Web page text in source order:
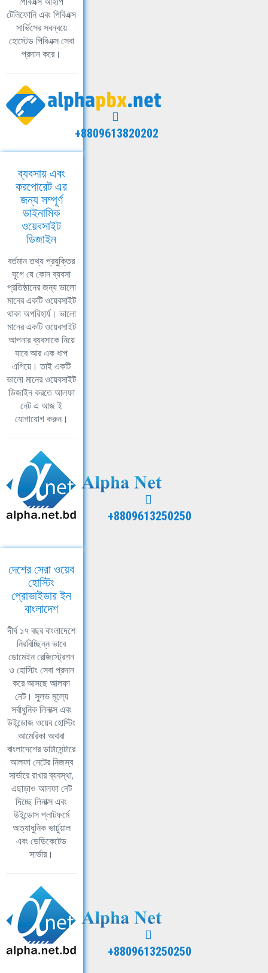
টেলিফোনি এবং পিবিএক্স
সার্ভিসের সবন্বয়ে
হোস্টেড পিবিএক্স সেবা
প্রদান করে।
+8809613820202
ব্যবসায় এবং
করপোরেট এর
জন্য সম্পূর্ণ
ডাইনামিক
ওয়েবসাইট
ডিজাইন
বর্তমান তথ্য প্রযুক্তির
যুগে যে কোন ব্যবসা
প্রতিষ্ঠানের জন্য ভালো
মানের একটি ওয়েবসাইট
থাকা অপরিহার্য। ভালো
মানের একটি ওয়েবসাইট
আপনার ব্যবসাকে নিয়ে
যাবে আর এক ধাপ
এগিয়ে। তাই একটি
ভালো মানের ওয়েবসাইট
ডিজাইন করতে আলফা
নেট এ আজ ই
যোগাযোগ করুন।
+8809613250250
দেশের সেরা ওয়েব
হোস্টিং
প্রোভাইডার ইন
বাংলাদেশ
দীর্ঘ ১৭ বছর বাংলাদেশে
নিরবিচ্ছিন্ন ভাবে
ডোমেইন রেজিস্ট্রেশন
ও হোস্টিং সেবা প্রদান
করে আসছে আলফা
নেট। সুলভ মূল্যে
সর্বাধুনিক লিনাক্স এবং
উইন্ডোজ ওয়েব হোস্টিং
আমেরিকা অথবা
বাংলাদেশের ডাটাসেন্টারে
আলফা নেটের নিজস্ব
সার্ভারে রাখার ব্যবস্থা,
এছাড়াও আলফা নেট
দিচ্ছে লিনাক্স এবং
উইন্ডোস প্লাটফর্মে
অত্যাধুনিক ভার্চুয়াল
এবং ডেডিকেটেড
সার্ভার।
+8809613250250